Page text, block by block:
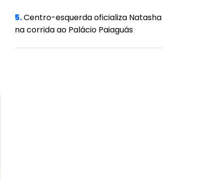
5.Centro-esquerda oficializa Natasha
na corrida ao Palácio Paiaguás